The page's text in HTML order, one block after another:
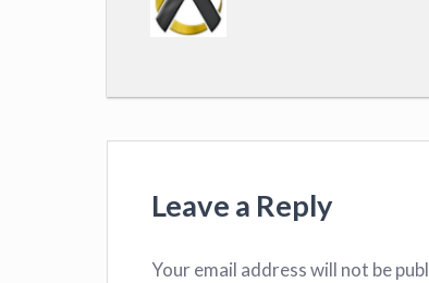
Leave a Reply
Your email address will not be